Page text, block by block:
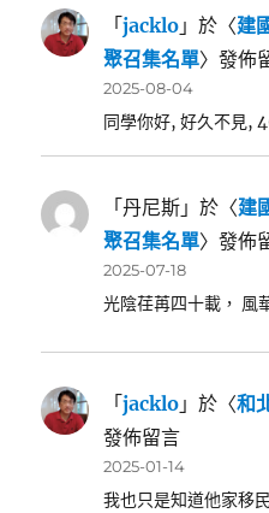
「jacklo 」於〈建
聚召集名單〉發佈
2025-08-04
同學你好, 好久不見,
「丹尼斯 」於〈建
聚召集名單〉發佈
2025-07-18
光陰荏苒四十載， 風
「jacklo 」於〈和
發佈留言
2025-01-14
我也只是知道他家移